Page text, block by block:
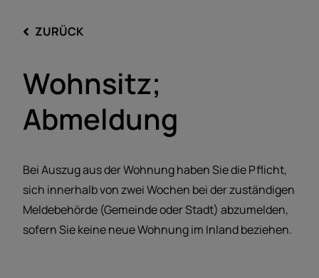
ZURÜCK
Wohnsitz;
Abmeldung
Bei Auszug aus der Wohnung haben Sie die Pflicht,
sich innerhalb von zwei Wochen bei der zuständigen
Meldebehörde (Gemeinde oder Stadt) abzumelden,
sofern Sie keine neue Wohnung im Inland beziehen.